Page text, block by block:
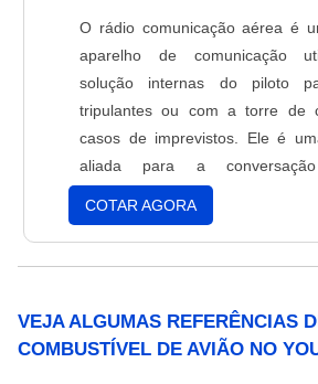
O rádio comunicação aérea é
aparelho de comunicação
solução internas do piloto
tripulantes ou com a torre de
casos de imprevistos. Ele é
aliada para a
profissionais embarcados e
os lugares durante o voo. Os
capazes de estabelecer várias
transpo....
COTAR AGORA
VEJA ALGUMAS REFERÊNCIAS
COMBUSTÍVEL DE AVIÃO NO